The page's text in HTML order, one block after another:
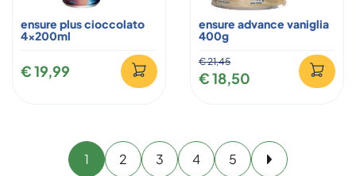
ensure plus cioccolato
4x200ml
€ 19,99
ensure advance vaniglia
400g
€ 21,45
€ 18,50
1 2 3 4 5 Avanti